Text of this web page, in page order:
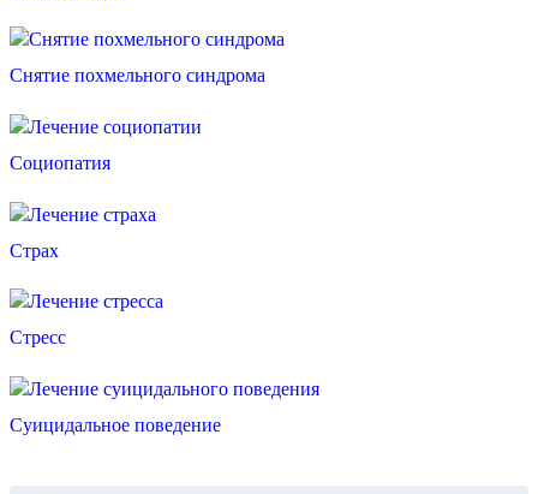
Снятие похмельного синдрома
Социопатия
Страх
Стресс
Суицидальное поведение